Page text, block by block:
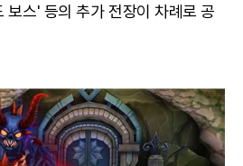
보스' 등의 추가 전장이 차례로 공